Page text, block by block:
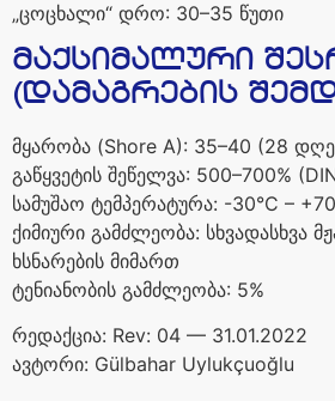
„ცოცხალი“ დრო: 30–35 წუთი
მაქსიმალური
(დამაგრების
მყარობა (Shore A): 35–40 (28 დღე
გაწყვეტის შეწელვა: 500–700%
სამუშაო ტემპერატურა: -30°C –
ქიმიური გამძლეობა: სხვადასხვა
ხსნარების მიმართ
ტენიანობის გამძლეობა: 5%
რედაქცია: Rev: 04 — 31.01.2022
ავტორი: Gülbahar Uylukçuoğlu